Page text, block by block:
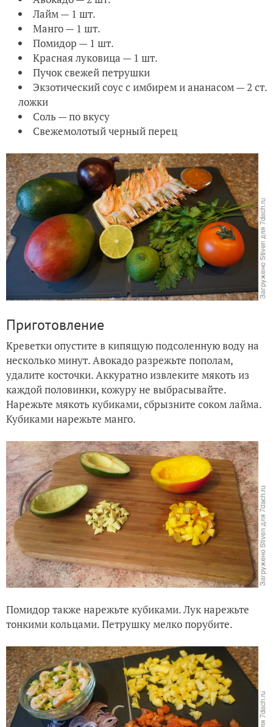
Лайм — 1 шт.
Манго — 1 шт.
Помидор — 1 шт.
Красная луковица — 1 шт.
Пучок свежей петрушки
Экзотический соус с имбирем и ананасом — 2 ст.
ложки
Соль — по вкусу
Свежемолотый черный перец
Приготовление
Креветки опустите в кипящую подсоленную воду на
несколько минут. Авокадо разрежьте пополам,
удалите косточки. Аккуратно извлеките мякоть из
каждой половинки, кожуру не выбрасывайте.
Нарежьте мякоть кубиками, сбрызните соком лайма.
Кубиками нарежьте манго.
Помидор также нарежьте кубиками. Лук нарежьте
тонкими кольцами. Петрушку мелко порубите.